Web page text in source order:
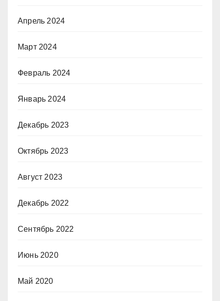
Апрель 2024
Март 2024
Февраль 2024
Январь 2024
Декабрь 2023
Октябрь 2023
Август 2023
Декабрь 2022
Сентябрь 2022
Июнь 2020
Май 2020